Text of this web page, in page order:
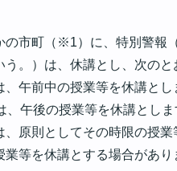
の市町（※1）に、特別警
。）は、休講とし、次のと
午前中の授業等を休講とし
午後の授業等を休講としま
、原則としてその時限の授
等を休講とする場合があり